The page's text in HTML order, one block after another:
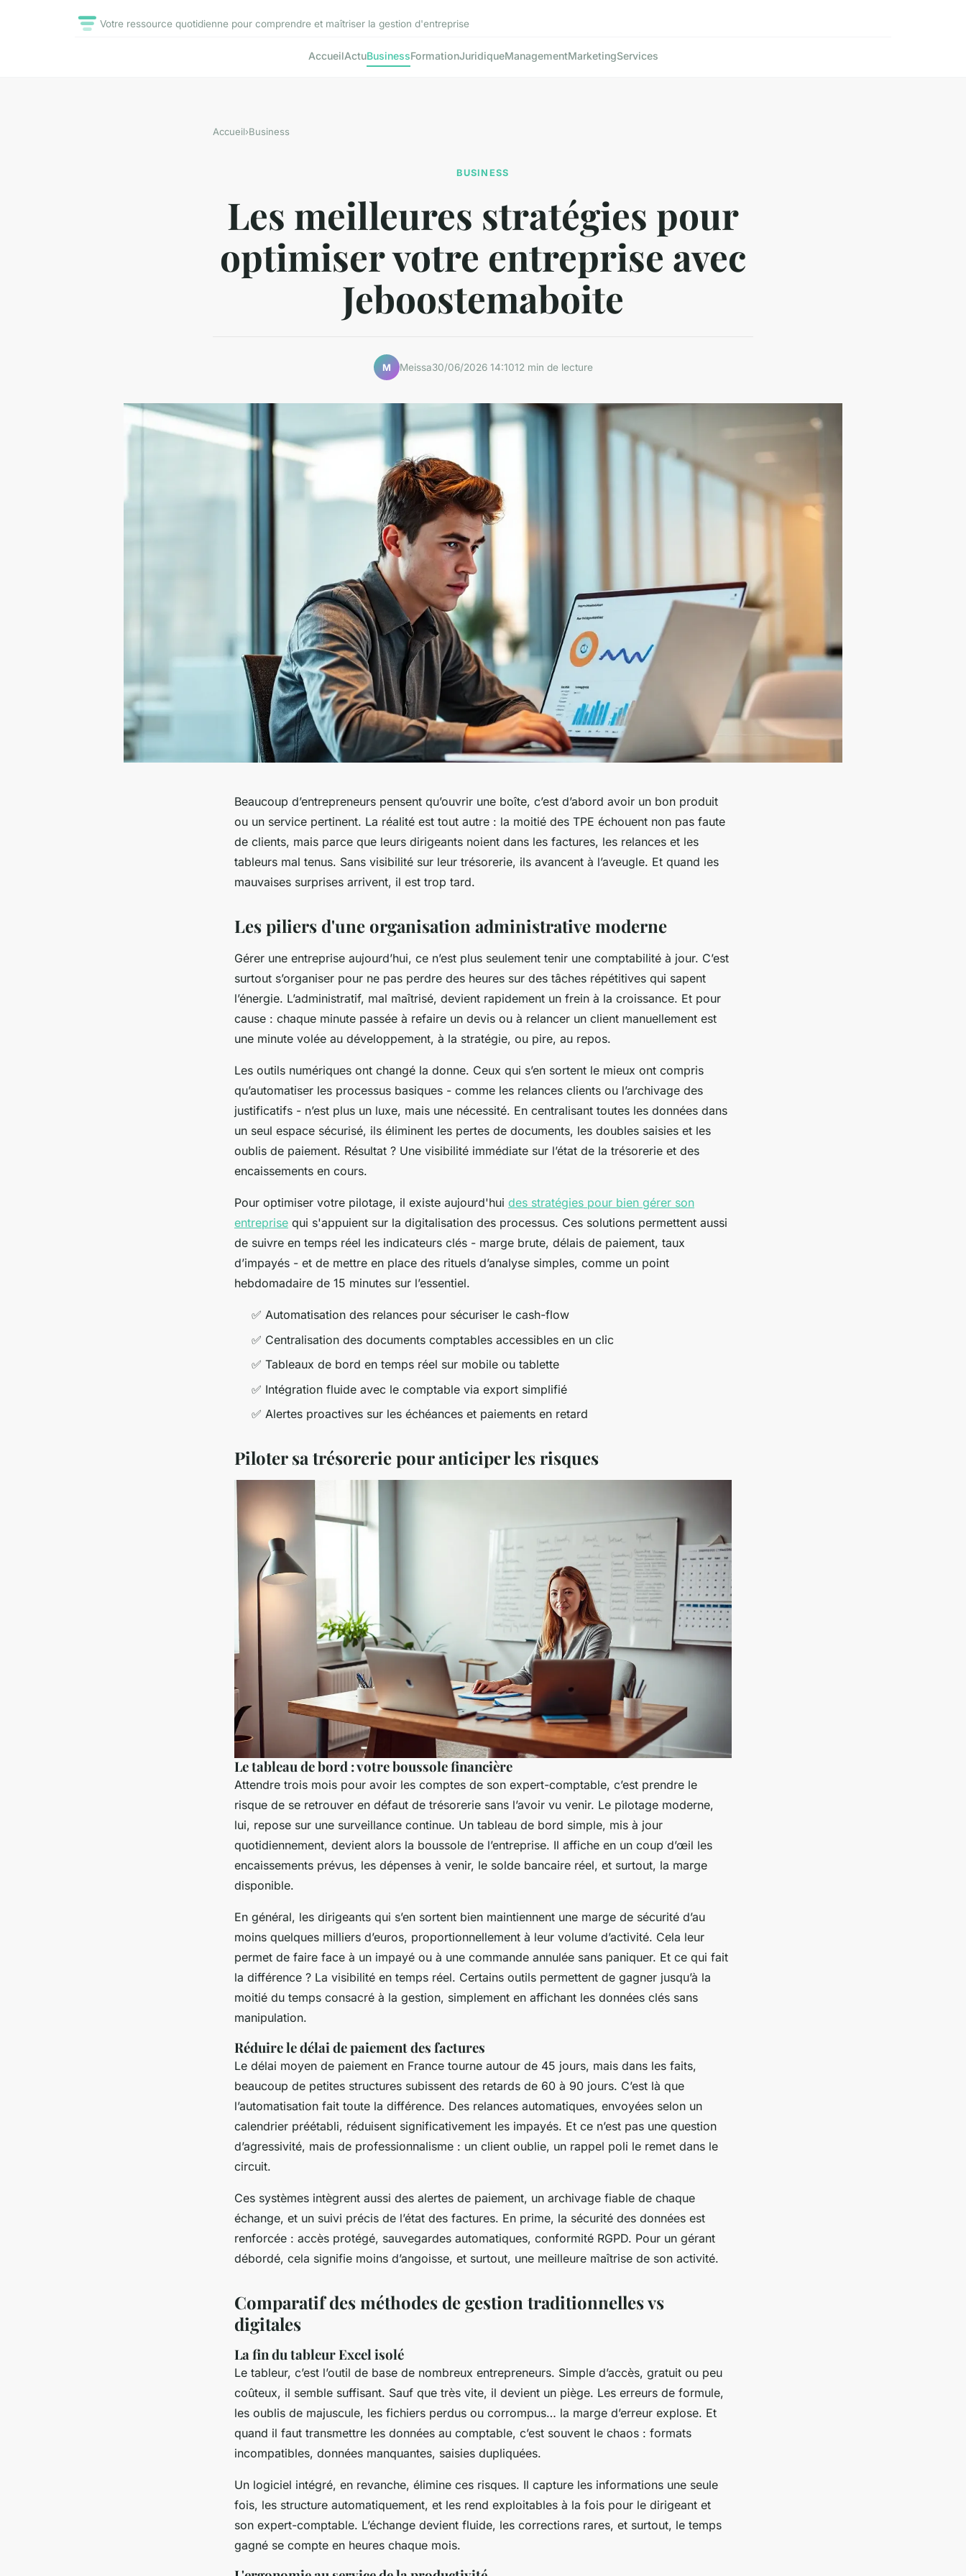
Votre ressource quotidienne pour comprendre et maîtriser la gestion d'entreprise
AccueilActuBusinessFormationJuridiqueManagementMarketingServices
Accueil›Business
BUSINESS
Les meilleures stratégies pour
optimiser votre entreprise avec
Jeboostemaboite
M Meissa30/06/2026 14:1012 min de lecture
Beaucoup d’entrepreneurs pensent qu’ouvrir une boîte, c’est d’abord avoir un bon produit
ou un service pertinent. La réalité est tout autre : la moitié des TPE échouent non pas faute
de clients, mais parce que leurs dirigeants noient dans les factures, les relances et les
tableurs mal tenus. Sans visibilité sur leur trésorerie, ils avancent à l’aveugle. Et quand les
mauvaises surprises arrivent, il est trop tard.
Les piliers d'une organisation administrative moderne
Gérer une entreprise aujourd’hui, ce n’est plus seulement tenir une comptabilité à jour. C’est
surtout s’organiser pour ne pas perdre des heures sur des tâches répétitives qui sapent
l’énergie. L’administratif, mal maîtrisé, devient rapidement un frein à la croissance. Et pour
cause : chaque minute passée à refaire un devis ou à relancer un client manuellement est
une minute volée au développement, à la stratégie, ou pire, au repos.
Les outils numériques ont changé la donne. Ceux qui s’en sortent le mieux ont compris
qu’automatiser les processus basiques - comme les relances clients ou l’archivage des
justificatifs - n’est plus un luxe, mais une nécessité. En centralisant toutes les données dans
un seul espace sécurisé, ils éliminent les pertes de documents, les doubles saisies et les
oublis de paiement. Résultat ? Une visibilité immédiate sur l’état de la trésorerie et des
encaissements en cours.
Pour optimiser votre pilotage, il existe aujourd'hui des stratégies pour bien gérer son
entreprise qui s'appuient sur la digitalisation des processus. Ces solutions permettent aussi
de suivre en temps réel les indicateurs clés - marge brute, délais de paiement, taux
d’impayés - et de mettre en place des rituels d’analyse simples, comme un point
hebdomadaire de 15 minutes sur l’essentiel.
✅ Automatisation des relances pour sécuriser le cash-flow
✅ Centralisation des documents comptables accessibles en un clic
✅ Tableaux de bord en temps réel sur mobile ou tablette
✅ Intégration fluide avec le comptable via export simplifié
✅ Alertes proactives sur les échéances et paiements en retard
Piloter sa trésorerie pour anticiper les risques
Le tableau de bord : votre boussole financière
Attendre trois mois pour avoir les comptes de son expert-comptable, c’est prendre le
risque de se retrouver en défaut de trésorerie sans l’avoir vu venir. Le pilotage moderne,
lui, repose sur une surveillance continue. Un tableau de bord simple, mis à jour
quotidiennement, devient alors la boussole de l’entreprise. Il affiche en un coup d’œil les
encaissements prévus, les dépenses à venir, le solde bancaire réel, et surtout, la marge
disponible.
En général, les dirigeants qui s’en sortent bien maintiennent une marge de sécurité d’au
moins quelques milliers d’euros, proportionnellement à leur volume d’activité. Cela leur
permet de faire face à un impayé ou à une commande annulée sans paniquer. Et ce qui fait
la différence ? La visibilité en temps réel. Certains outils permettent de gagner jusqu’à la
moitié du temps consacré à la gestion, simplement en affichant les données clés sans
manipulation.
Réduire le délai de paiement des factures
Le délai moyen de paiement en France tourne autour de 45 jours, mais dans les faits,
beaucoup de petites structures subissent des retards de 60 à 90 jours. C’est là que
l’automatisation fait toute la différence. Des relances automatiques, envoyées selon un
calendrier préétabli, réduisent significativement les impayés. Et ce n’est pas une question
d’agressivité, mais de professionnalisme : un client oublie, un rappel poli le remet dans le
circuit.
Ces systèmes intègrent aussi des alertes de paiement, un archivage fiable de chaque
échange, et un suivi précis de l’état des factures. En prime, la sécurité des données est
renforcée : accès protégé, sauvegardes automatiques, conformité RGPD. Pour un gérant
débordé, cela signifie moins d’angoisse, et surtout, une meilleure maîtrise de son activité.
Comparatif des méthodes de gestion traditionnelles vs
digitales
La fin du tableur Excel isolé
Le tableur, c’est l’outil de base de nombreux entrepreneurs. Simple d’accès, gratuit ou peu
coûteux, il semble suffisant. Sauf que très vite, il devient un piège. Les erreurs de formule,
les oublis de majuscule, les fichiers perdus ou corrompus… la marge d’erreur explose. Et
quand il faut transmettre les données au comptable, c’est souvent le chaos : formats
incompatibles, données manquantes, saisies dupliquées.
Un logiciel intégré, en revanche, élimine ces risques. Il capture les informations une seule
fois, les structure automatiquement, et les rend exploitables à la fois pour le dirigeant et
son expert-comptable. L’échange devient fluide, les corrections rares, et surtout, le temps
gagné se compte en heures chaque mois.